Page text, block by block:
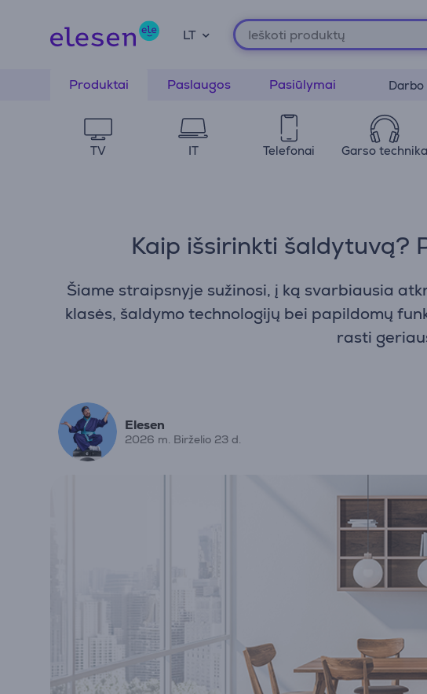
LT
Produktai Paslaugos Pasiūlymai
TV IT Telefonai Garso technika
Kaip išsirinkti šaldytuvą?
Šiame straipsnyje sužinosi, į ką svarbiausia
klasės, šaldymo technologijų bei papildomų
rasti
Elesen
2026 m. Birželio 23 d.